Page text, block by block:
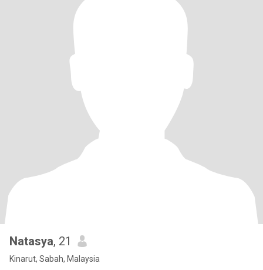
Natasya, 21
Kinarut, Sabah, Malaysia